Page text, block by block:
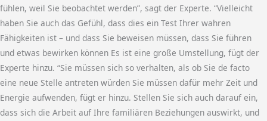
fühlen, weil Sie beobachtet werden”, sagt der Experte. “Vielleicht
haben Sie auch das Gefühl, dass dies ein Test Ihrer wahren
Fähigkeiten ist – und dass Sie beweisen müssen, dass Sie führen
und etwas bewirken können Es ist eine große Umstellung, fügt der
Experte hinzu. “Sie müssen sich so verhalten, als ob Sie de facto
eine neue Stelle antreten würden Sie müssen dafür mehr Zeit und
Energie aufwenden, fügt er hinzu. Stellen Sie sich auch darauf ein,
dass sich die Arbeit auf Ihre familiären Beziehungen auswirkt, und